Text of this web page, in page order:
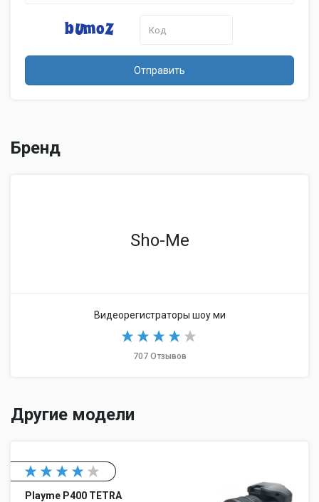
Отправить
Бренд
Sho-Me
Видеорегистраторы шоу ми
707 Отзывов
Другие модели
Playme P400 TETRA